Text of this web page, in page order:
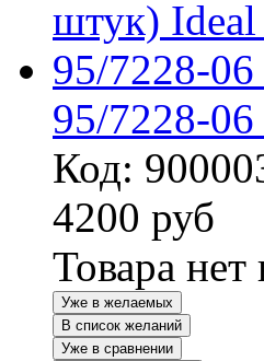
95/7228-
Код:
4200 руб
Товара
Уже в желаемых
В список желаний
Уже в сравнении